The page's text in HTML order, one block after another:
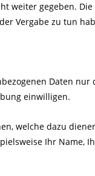
weiter gegeben.
Vergabe zu tun
Daten nur
einwilligen.
welche dazu
Ihr Name,